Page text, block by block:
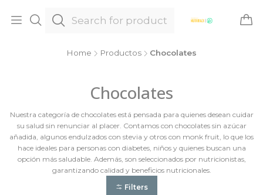
Home Productos Chocolates
Chocolates
Nuestra categoría de chocolates está pensada para quienes desean cuidar
su salud sin renunciar al placer. Contamos con chocolates sin azúcar
añadida, algunos endulzados con stevia y otros con monk fruit, lo que los
hace ideales para personas con diabetes, niños y quienes buscan una
opción más saludable. Además, son seleccionados por nutricionistas,
garantizando calidad y beneficios nutricionales.
Filters